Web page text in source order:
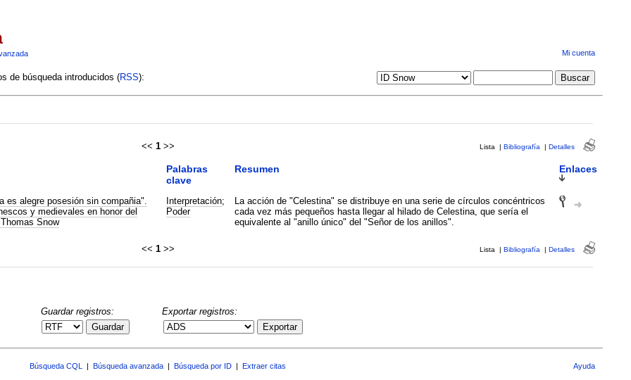
Mi cuenta
de búsqueda introducidos (RSS):
<< 1 >> Lista | Bibliografía | Detalles
Palabras
clave
Resumen Enlaces
es alegre posesión sin compañia".
y medievales en honor del
Snow
Interpretación;
Poder
La acción de "Celestina" se distribuye en una serie de círculos concéntricos
cada vez más pequeños hasta llegar al hilado de Celestina, que sería el
equivalente al "anillo único" del "Señor de los anillos".
<< 1 >> Lista | Bibliografía | Detalles
Guardar registros:
Guardar
Exportar registros:
Exportar
Búsqueda CQL Búsqueda avanzada Búsqueda por ID Extraer citas Ayuda